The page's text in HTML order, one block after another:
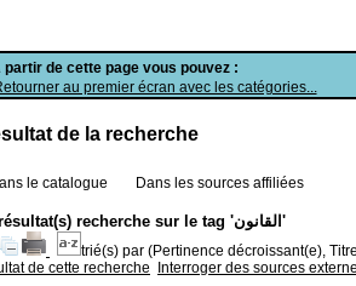
partir de cette page vous pouvez :
au premier écran avec les catégories...
de la recherche
le catalogue Dans les sources affiliées
60 résultat(s) recherche sur le tag 'القانون'
trié(s) par (Pertinence décroissant(e),
de cette recherche
Interroger des sources